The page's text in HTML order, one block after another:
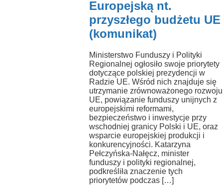
Europejską nt.
przyszłego budżetu UE
(komunikat)
Ministerstwo Funduszy i Polityki
Regionalnej ogłosiło swoje priorytety
dotyczące polskiej prezydencji w
Radzie UE. Wśród nich znajduje się
utrzymanie zrównoważonego rozwoju
UE, powiązanie funduszy unijnych z
europejskimi reformami,
bezpieczeństwo i inwestycje przy
wschodniej granicy Polski i UE, oraz
wsparcie europejskiej produkcji i
konkurencyjności. Katarzyna
Pełczyńska-Nałęcz, minister
funduszy i polityki regionalnej,
podkreśliła znaczenie tych
priorytetów podczas […]